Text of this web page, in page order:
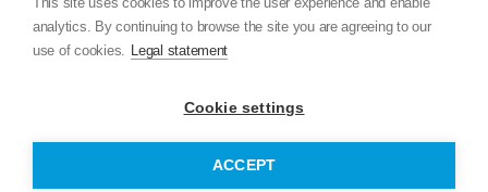
Feedback
Privacy Policy
Legal notice
© Copyright Junttan Oy 2026
analytics. By continuing to browse the site you are agreeing to our
use of cookies. Legal statement
Cookie settings
ACCEPT